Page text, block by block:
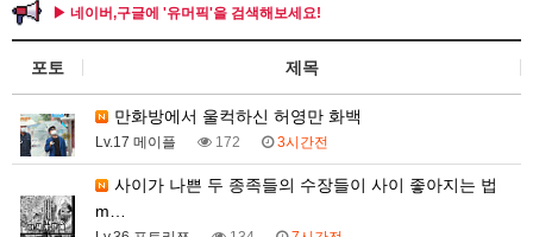
▶ 네이버,구글에 '유머픽'을 검색해보세요!
포토 제목
만화방에서 울컥하신 허영만 화백
Lv.17 메이플 172 3시간전
m…